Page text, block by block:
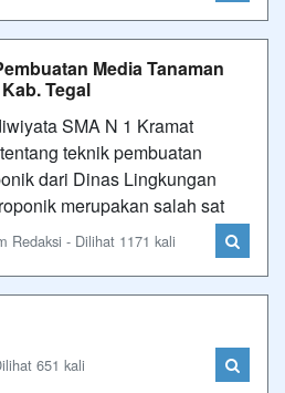
Media Tanaman
Tegal
SMA N 1 Kramat
teknik pembuatan
dari Dinas Lingkungan
merupakan salah sat
Redaksi - Dilihat 1171 kali
651 kali